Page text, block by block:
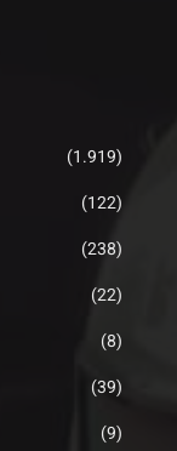
(1.919)
(122)
(238)
(22)
(8)
(39)
(9)